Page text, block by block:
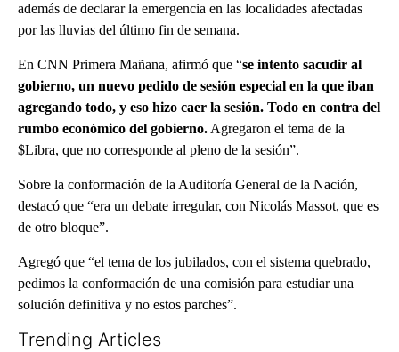
además de declarar la emergencia en las localidades afectadas
por las lluvias del último fin de semana.
En CNN Primera Mañana, afirmó que “se intento sacudir al
gobierno, un nuevo pedido de sesión especial en la que iban
agregando todo, y eso hizo caer la sesión. Todo en contra del
rumbo económico del gobierno. Agregaron el tema de la
$Libra, que no corresponde al pleno de la sesión”.
Sobre la conformación de la Auditoría General de la Nación,
destacó que “era un debate irregular, con Nicolás Massot, que es
de otro bloque”.
Agregó que “el tema de los jubilados, con el sistema quebrado,
pedimos la conformación de una comisión para estudiar una
solución definitiva y no estos parches”.
Trending Articles